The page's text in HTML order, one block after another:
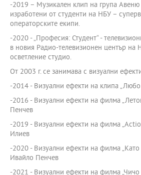
-2019 – Музикален клип на група Авеню
изработени от студенти на НБУ –
операторските екипи.
-2020 - „Професия: Студент“ -
в новия Радио-телевизионен център на
осветление студио.
От 2003 г. се занимава с визуални
-2014 - Визуални ефекти на клипа
-2016 - Визуални ефекти на филма
Пенчев
-2019 - Визуални ефекти на филма
Илиев
-2020 - Визуални ефекти на филма „Като
Ивайло Пенчев
-2021 - Визуални ефекти на филма